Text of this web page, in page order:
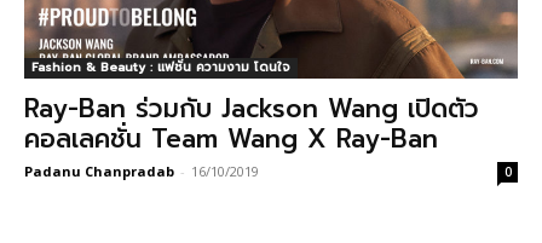
Fashion & Beauty : แฟชั่น ความงาม โดนใจ
Ray-Ban ร่วมกับ Jackson Wang เปิดตัว
คอลเลคชั่น Team Wang X Ray-Ban
Padanu Chanpradab - 16/10/2019 0